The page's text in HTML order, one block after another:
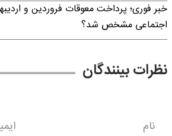
خبر فوری؛ پرداخت معوقات فروردین و
اجتماعی مشخص شد؟
نظرات بینندگان
نام